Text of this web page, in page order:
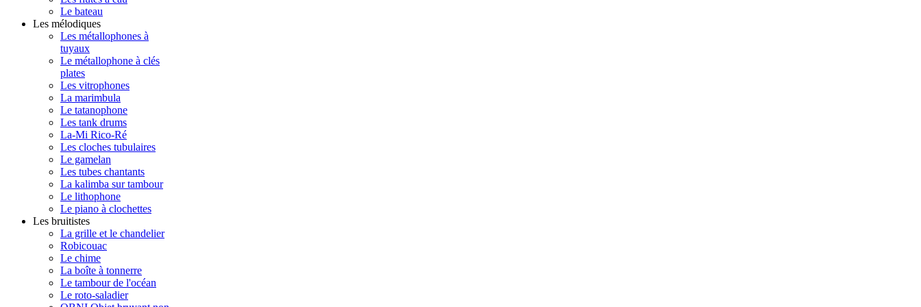
Le bateau
Les mélodiques
Les métallophones à
tuyaux
Le métallophone à clés
plates
Les vitrophones
La marimbula
Le tatanophone
Les tank drums
La-Mi Rico-Ré
Les cloches tubulaires
Le gamelan
Les tubes chantants
La kalimba sur tambour
Le lithophone
Le piano à clochettes
Les bruitistes
La grille et le chandelier
Robicouac
Le chime
La boîte à tonnerre
Le tambour de l'océan
Le roto-saladier